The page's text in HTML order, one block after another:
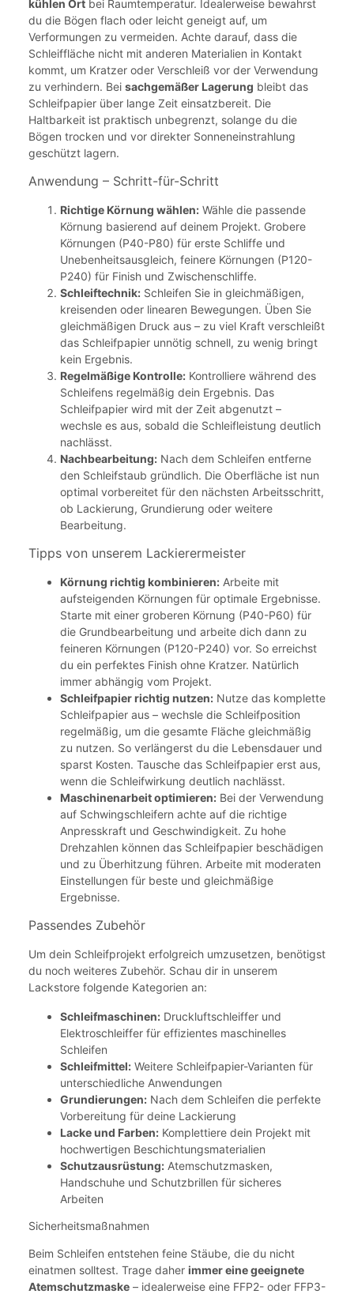
kühlen Ort bei Raumtemperatur. Idealerweise bewahrst
du die Bögen flach oder leicht geneigt auf, um
Verformungen zu vermeiden. Achte darauf, dass die
Schleiffläche nicht mit anderen Materialien in Kontakt
kommt, um Kratzer oder Verschleiß vor der Verwendung
zu verhindern. Bei sachgemäßer Lagerung bleibt das
Schleifpapier über lange Zeit einsatzbereit. Die
Haltbarkeit ist praktisch unbegrenzt, solange du die
Bögen trocken und vor direkter Sonneneinstrahlung
geschützt lagern.
Anwendung – Schritt-für-Schritt
Richtige Körnung wählen: Wähle die passende
Körnung basierend auf deinem Projekt. Grobere
Körnungen (P40-P80) für erste Schliffe und
Unebenheitsausgleich, feinere Körnungen (P120-
P240) für Finish und Zwischenschliffe.
Schleiftechnik: Schleifen Sie in gleichmäßigen,
kreisenden oder linearen Bewegungen. Üben Sie
gleichmäßigen Druck aus – zu viel Kraft verschleißt
das Schleifpapier unnötig schnell, zu wenig bringt
kein Ergebnis.
Regelmäßige Kontrolle: Kontrolliere während des
Schleifens regelmäßig dein Ergebnis. Das
Schleifpapier wird mit der Zeit abgenutzt –
wechsle es aus, sobald die Schleifleistung deutlich
nachlässt.
Nachbearbeitung: Nach dem Schleifen entferne
den Schleifstaub gründlich. Die Oberfläche ist nun
optimal vorbereitet für den nächsten Arbeitsschritt,
ob Lackierung, Grundierung oder weitere
Bearbeitung.
Tipps von unserem Lackierermeister
Körnung richtig kombinieren: Arbeite mit
aufsteigenden Körnungen für optimale Ergebnisse.
Starte mit einer groberen Körnung (P40-P60) für
die Grundbearbeitung und arbeite dich dann zu
feineren Körnungen (P120-P240) vor. So erreichst
du ein perfektes Finish ohne Kratzer. Natürlich
immer abhängig vom Projekt.
Schleifpapier richtig nutzen: Nutze das komplette
Schleifpapier aus – wechsle die Schleifposition
regelmäßig, um die gesamte Fläche gleichmäßig
zu nutzen. So verlängerst du die Lebensdauer und
sparst Kosten. Tausche das Schleifpapier erst aus,
wenn die Schleifwirkung deutlich nachlässt.
Maschinenarbeit optimieren: Bei der Verwendung
auf Schwingschleifern achte auf die richtige
Anpresskraft und Geschwindigkeit. Zu hohe
Drehzahlen können das Schleifpapier beschädigen
und zu Überhitzung führen. Arbeite mit moderaten
Einstellungen für beste und gleichmäßige
Ergebnisse.
Passendes Zubehör
Um dein Schleifprojekt erfolgreich umzusetzen, benötigst
du noch weiteres Zubehör. Schau dir in unserem
Lackstore folgende Kategorien an:
Schleifmaschinen: Druckluftschleiffer und
Elektroschleiffer für effizientes maschinelles
Schleifen
Schleifmittel: Weitere Schleifpapier-Varianten für
unterschiedliche Anwendungen
Grundierungen: Nach dem Schleifen die perfekte
Vorbereitung für deine Lackierung
Lacke und Farben: Komplettiere dein Projekt mit
hochwertigen Beschichtungsmaterialien
Schutzausrüstung: Atemschutzmasken,
Handschuhe und Schutzbrillen für sicheres
Arbeiten
Sicherheitsmaßnahmen
Beim Schleifen entstehen feine Stäube, die du nicht
einatmen solltest. Trage daher immer eine geeignete
Atemschutzmaske – idealerweise eine FFP2- oder FFP3-